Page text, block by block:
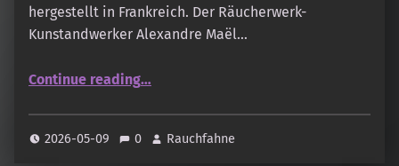
hergestellt in Frankreich. Der Räucherwerk-
Kunstandwerker Alexandre Maël…
Continue reading…
2026-05-09 0 Rauchfahne